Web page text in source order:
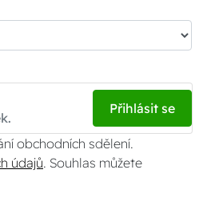
Přihlásit se
obchodních sdělení.
údajů. Souhlas můžete